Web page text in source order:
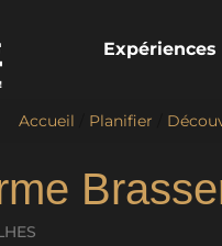
Expériences
Accueil Planifier